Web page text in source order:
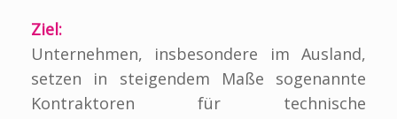
Ziel:
Unternehmen, insbesondere im Ausland,
setzen in steigendem Maße sogenannte
Kontraktoren für technische